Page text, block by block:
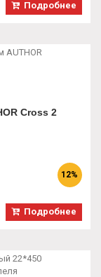
Подробнее
Cross 2
12%
Подробнее